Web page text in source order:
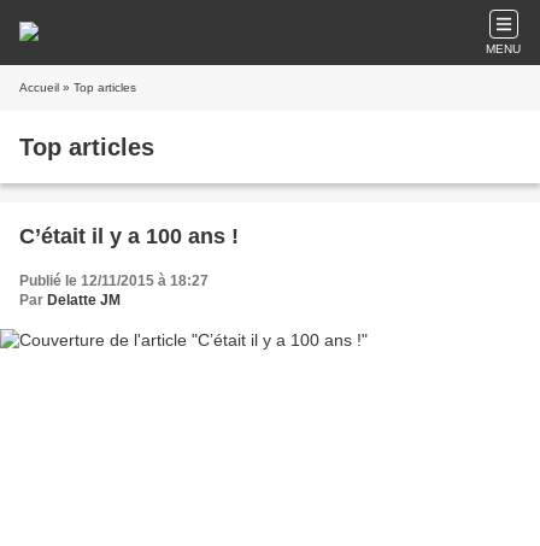
MENU
Accueil » Top articles
Top articles
C’était il y a 100 ans !
Publié le 12/11/2015 à 18:27
Par Delatte JM